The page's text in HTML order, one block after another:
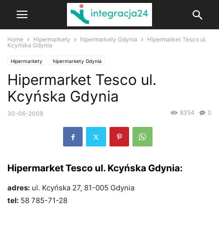
Home Hipermarkety hipermarkety Gdynia
Hipermarket Tesco ul.
Kcyńska Gdynia
Hipermarkety hipermarkety Gdynia
Hipermarket Tesco ul.
Kcyńska Gdynia
30-06-2009 0
8354
Hipermarket Tesco ul. Kcyńska Gdynia:
adres: ul. Kcyńska 27, 81-005 Gdynia
tel: 58 785-71-28